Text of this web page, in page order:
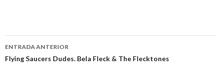
Navegación
de
ENTRADA ANTERIOR
Flying Saucers Dudes. Bela Fleck & The Flecktones